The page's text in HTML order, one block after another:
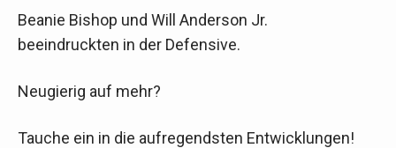
Beanie Bishop und Will Anderson Jr.
beeindruckten in der Defensive.
Neugierig auf mehr?
Tauche ein in die aufregendsten Entwicklungen!